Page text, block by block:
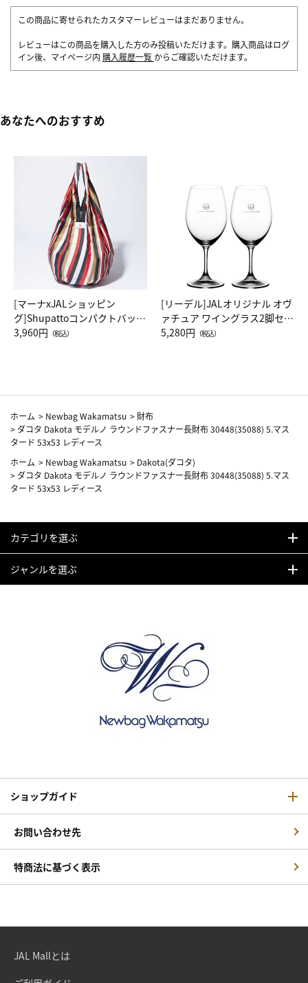
この商品に寄せられたカスタマーレビューはまだありません。
レビューはこの商品を購入した方のみ投稿いただけます。購入商品はログ
イン後、マイページ内 購入履歴一覧 からご確認いただけます。
あなたへのおすすめ
[マーナxJALショッピン
グ]Shupattoコンパクトバッグ
Drop JAL客室乗務員（LC）ス
3,960円 （税込）
[リーデル]JALオリジナル オヴ
ァチュア ワイングラス2脚セッ
ト（レッドワイン）
5,280円 （税込）
ホーム > Newbag Wakamatsu > 財布
> ダコタ Dakota モデルノ ラウンドファスナー長財布 30448(35088) 5.マス
タード 53x53 レディース
ホーム > Newbag Wakamatsu > Dakota(ダコタ)
> ダコタ Dakota モデルノ ラウンドファスナー長財布 30448(35088) 5.マス
タード 53x53 レディース
カテゴリを選ぶ
ジャンルを選ぶ
ショップガイド
お問い合わせ先
特商法に基づく表示
JAL Mallとは